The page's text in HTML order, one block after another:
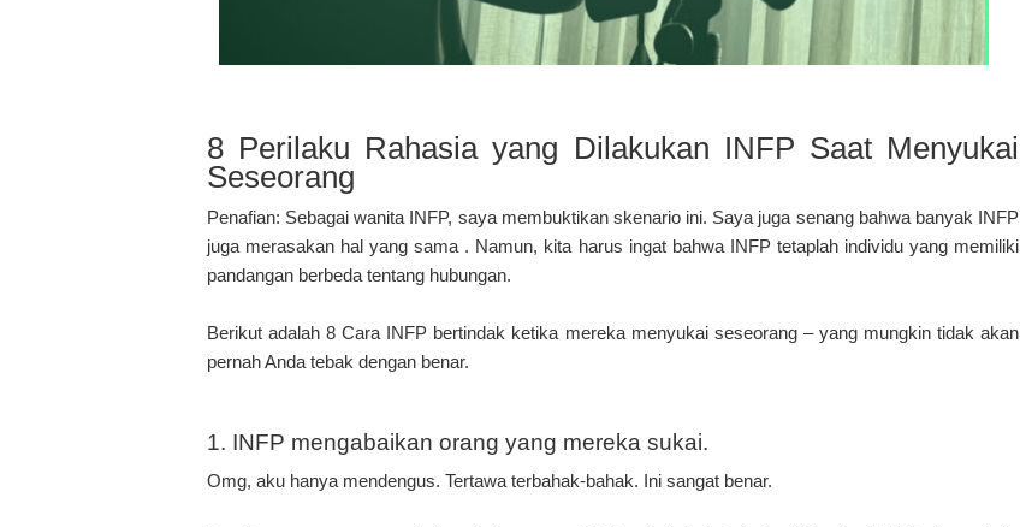
8 Perilaku Rahasia yang Dilakukan INFP Saat Menyukai
Seseorang
Penafian: Sebagai wanita INFP, saya membuktikan skenario ini. Saya juga senang bahwa banyak INFP
juga merasakan hal yang sama . Namun, kita harus ingat bahwa INFP tetaplah individu yang memiliki
pandangan berbeda tentang hubungan.
Berikut adalah 8 Cara INFP bertindak ketika mereka menyukai seseorang – yang mungkin tidak akan
pernah Anda tebak dengan benar.
1. INFP mengabaikan orang yang mereka sukai.
Omg, aku hanya mendengus. Tertawa terbahak-bahak. Ini sangat benar.